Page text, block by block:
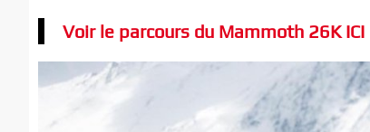
Voir le parcours du Mammoth 26K ICI